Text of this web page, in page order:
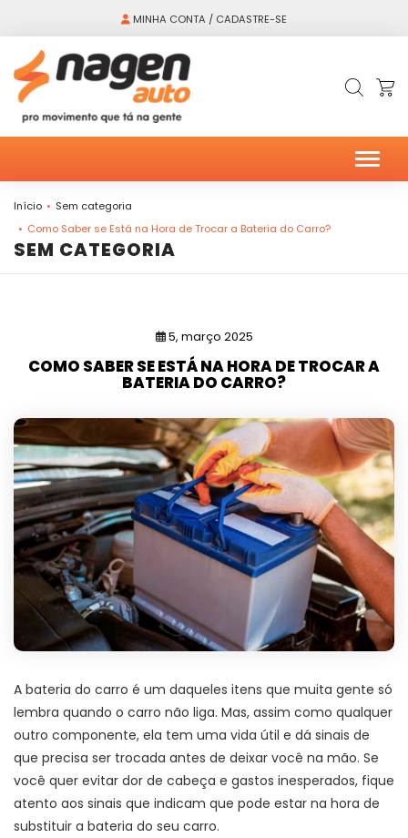
MINHA CONTA / CADASTRE-SE
Início
Sem categoria
Como Saber se Está na Hora de Trocar a Bateria do Carro?
SEM CATEGORIA
5, março 2025
COMO SABER SE ESTÁ NA HORA DE TROCAR A
BATERIA DO CARRO?
A bateria do carro é um daqueles itens que muita gente só
lembra quando o carro não liga. Mas, assim como qualquer
outro componente, ela tem uma vida útil e dá sinais de
que precisa ser trocada antes de deixar você na mão. Se
você quer evitar dor de cabeça e gastos inesperados, fique
atento aos sinais que indicam que pode estar na hora de
substituir a bateria do seu carro.